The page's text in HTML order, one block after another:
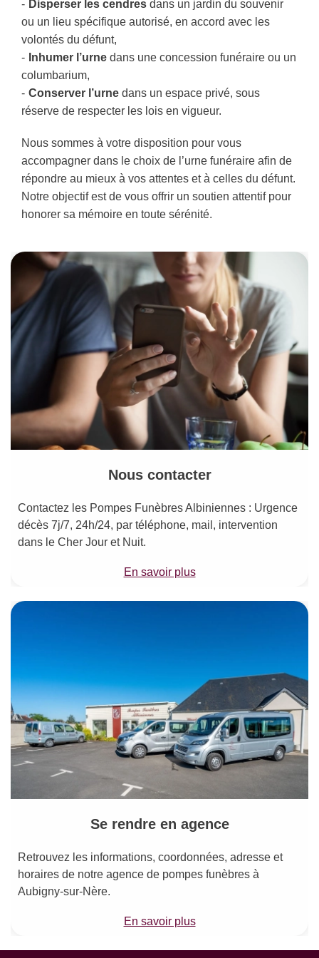
Disperser les cendres dans un jardin du souvenir
ou un lieu spécifique autorisé, en accord avec les
volontés du défunt,
Inhumer l’urne dans une concession funéraire ou un
columbarium,
Conserver l’urne dans un espace privé, sous
réserve de respecter les lois en vigueur.
Nous sommes à votre disposition pour vous
accompagner dans le choix de l’urne funéraire afin de
répondre au mieux à vos attentes et à celles du défunt.
Notre objectif est de vous offrir un soutien attentif pour
honorer sa mémoire en toute sérénité.
Nous contacter
Contactez les Pompes Funèbres Albiniennes : Urgence
décès 7j/7, 24h/24, par téléphone, mail, intervention
dans le Cher Jour et Nuit.
En savoir plus
Se rendre en agence
Retrouvez les informations, coordonnées, adresse et
horaires de notre agence de pompes funèbres à
Aubigny-sur-Nère.
En savoir plus